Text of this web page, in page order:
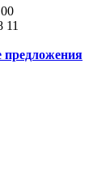
11